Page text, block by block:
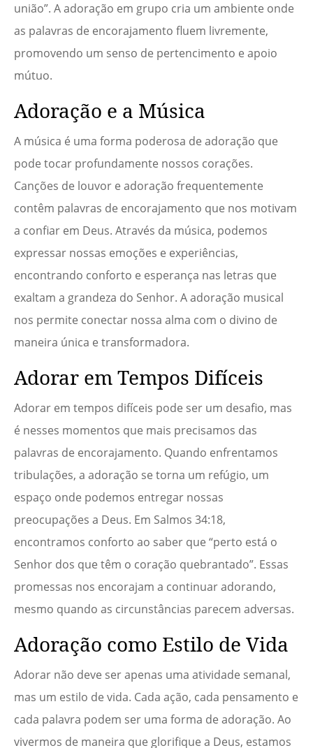
união”. A adoração em grupo cria um ambiente onde
as palavras de encorajamento fluem livremente,
promovendo um senso de pertencimento e apoio
mútuo.
Adoração e a Música
A música é uma forma poderosa de adoração que
pode tocar profundamente nossos corações.
Canções de louvor e adoração frequentemente
contêm palavras de encorajamento que nos motivam
a confiar em Deus. Através da música, podemos
expressar nossas emoções e experiências,
encontrando conforto e esperança nas letras que
exaltam a grandeza do Senhor. A adoração musical
nos permite conectar nossa alma com o divino de
maneira única e transformadora.
Adorar em Tempos Difíceis
Adorar em tempos difíceis pode ser um desafio, mas
é nesses momentos que mais precisamos das
palavras de encorajamento. Quando enfrentamos
tribulações, a adoração se torna um refúgio, um
espaço onde podemos entregar nossas
preocupações a Deus. Em Salmos 34:18,
encontramos conforto ao saber que “perto está o
Senhor dos que têm o coração quebrantado”. Essas
promessas nos encorajam a continuar adorando,
mesmo quando as circunstâncias parecem adversas.
Adoração como Estilo de Vida
Adorar não deve ser apenas uma atividade semanal,
mas um estilo de vida. Cada ação, cada pensamento e
cada palavra podem ser uma forma de adoração. Ao
vivermos de maneira que glorifique a Deus, estamos